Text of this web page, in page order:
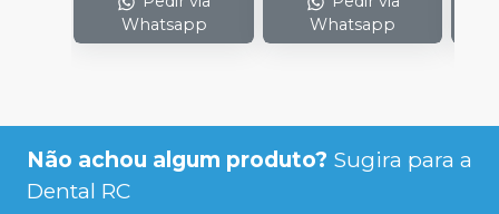
Whatsapp
Whatsapp
Não achou algum produto? Sugira para a
Dental RC